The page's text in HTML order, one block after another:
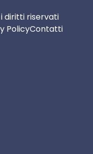
diritti riservati
PolicyContatti